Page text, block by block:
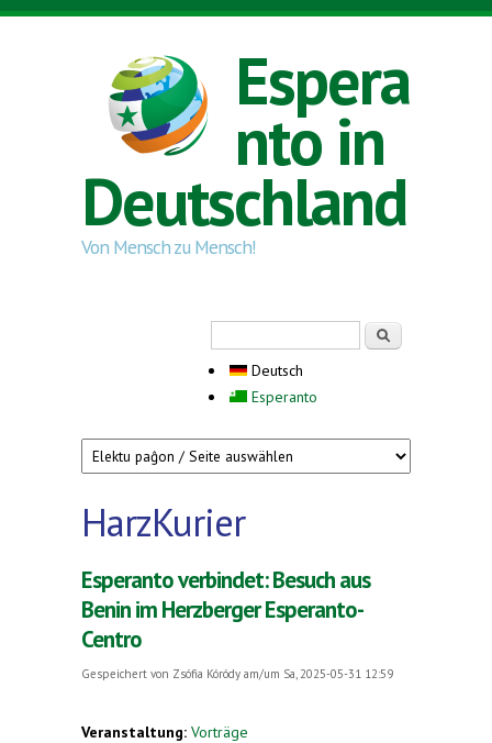
Direkt zum Inhalt
Espera
nto in
Deutschland
Von Mensch zu Mensch!
Deutsch
Esperanto
HarzKurier
Esperanto verbindet: Besuch aus
Benin im Herzberger Esperanto-
Centro
Gespeichert von Zsófia Kóródy am/um Sa, 2025-05-31 12:59
Veranstaltung: Vorträge